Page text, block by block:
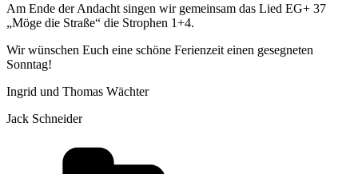
Am Ende der Andacht singen wir gemeinsam das Lied EG+ 37
„Möge die Straße“ die Strophen 1+4.
Wir wünschen Euch eine schöne Ferienzeit einen gesegneten
Sonntag!
Ingrid und Thomas Wächter
Jack Schneider